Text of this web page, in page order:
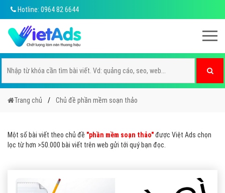
Hotline: 0964 82 6644
Trang chủ Chủ đề phần mềm soạn thảo
Một số bài viết theo chủ đề "phần mềm soạn thảo"được Việt Ads chọn
lọc từ hơn >50.000 bài viết trên web gửi tới quý bạn đọc.